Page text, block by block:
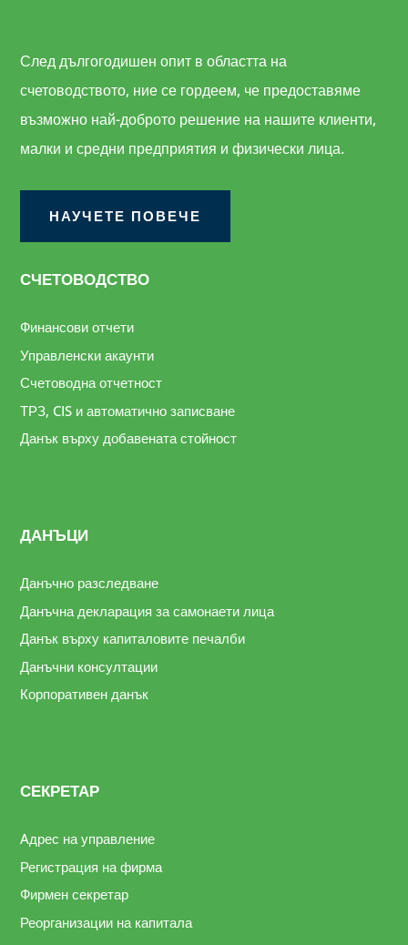
След дългогодишен опит в областта на
счетоводството, ние се гордеем, че предоставяме
възможно най-доброто решение на нашите клиенти,
малки и средни предприятия и физически лица.
НАУЧЕТЕ ПОВЕЧЕ
СЧЕТОВОДСТВО
Финансови отчети
Управленски акаунти
Счетоводна отчетност
ТРЗ, CIS и автоматично записване
Данък върху добавената стойност
ДАНЪЦИ
Данъчно разследване
Данъчна декларация за самонаети лица
Данък върху капиталовите печалби
Данъчни консултации
Корпоративен данък
СЕКРЕТАР
Aдрес на управление
Регистрация на фирма
Фирмен секретар
Реорганизации на капитала